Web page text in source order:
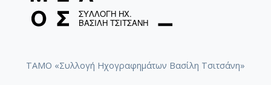
ΤΑΜΟ «Συλλογή Ηχογραφημάτων Βασίλη Τσιτσάνη»